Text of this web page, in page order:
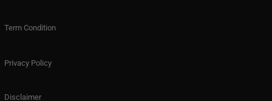
Term Condition
Privacy Policy
Disclaimer